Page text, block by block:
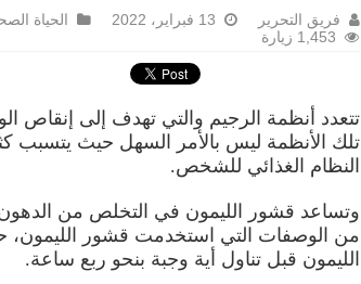
فريق التحرير 13 فبراير، 2022 الحياة
1,453 زيارة
تتعدد أنظمة الرجيم والتي تهدف إلى إنقاص
تلك الأنظمة ليس بالأمر السهل حيث
النظام الغذائي للشخص.
وتساعد قشور الليمون في التخلص من
من الوصفات التي استخدمت قشور
الليمون قبل تناول أية وجبة بنحو ربع ساعة.